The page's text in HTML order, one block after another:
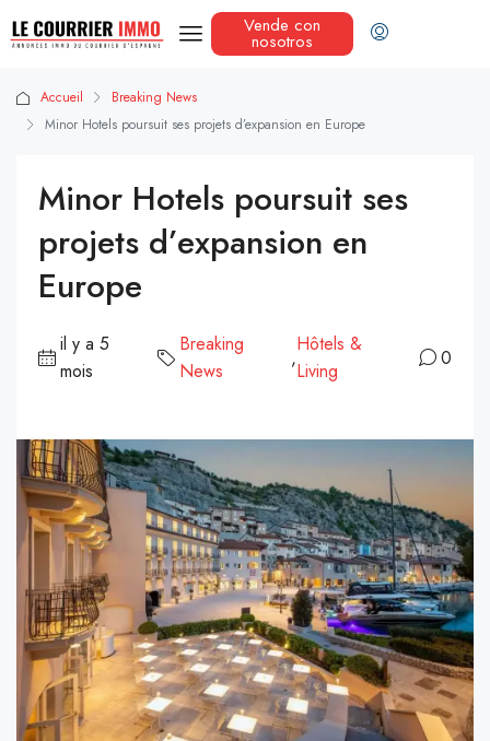
Vende con
nosotros
Accueil
Breaking News
Minor Hotels poursuit ses projets d’expansion en Europe
Minor Hotels poursuit ses
projets d’expansion en
Europe
il y a 5
mois
Breaking
News
,
Hôtels &
Living
0